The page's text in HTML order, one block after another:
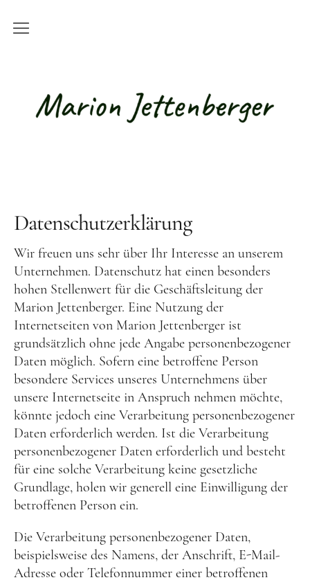
Alle Kurse
Teilnahmebedingungen
Hundetherapie / Tiergestützte
Intervention
Häufige Fragen
Bücher und Material
Bücher und Spiele
Kostenlose Audios
Vita
Kontakt
Datenschutzerklärung
Wir freuen uns sehr über Ihr Interesse an unserem
Unternehmen. Datenschutz hat einen besonders
hohen Stellenwert für die Geschäftsleitung der
Marion Jettenberger. Eine Nutzung der
Internetseiten von Marion Jettenberger ist
grundsätzlich ohne jede Angabe personenbezogener
Daten möglich. Sofern eine betroffene Person
besondere Services unseres Unternehmens über
unsere Internetseite in Anspruch nehmen möchte,
könnte jedoch eine Verarbeitung personenbezogener
Daten erforderlich werden. Ist die Verarbeitung
personenbezogener Daten erforderlich und besteht
für eine solche Verarbeitung keine gesetzliche
Grundlage, holen wir generell eine Einwilligung der
betroffenen Person ein.
Die Verarbeitung personenbezogener Daten,
beispielsweise des Namens, der Anschrift, E-Mail-
Adresse oder Telefonnummer einer betroffenen